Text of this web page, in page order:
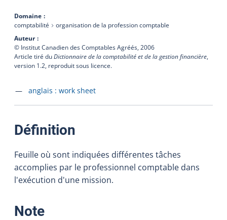
Domaine
comptabilité
organisation de la profession comptable
Auteur
© Institut Canadien des Comptables Agréés, 2006
Article tiré duDictionnaire de la comptabilité et de la gestion financière,
version 1.2, reproduit sous licence.
Accéder à la fiche en
anglais : work sheet
Définition
Feuille où sont indiquées différentes tâches
accomplies par le professionnel comptable dans
l'exécution d'une mission.
Note: